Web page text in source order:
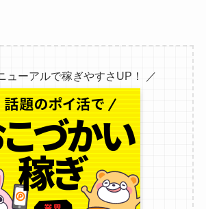
ューアルで稼ぎやすさUP！ ／